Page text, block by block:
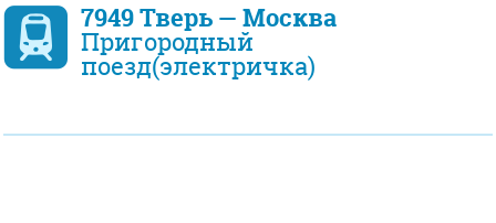
7949 Тверь — Москва
Пригородный
поезд(электричка)